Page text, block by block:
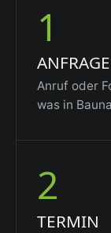
1
Anruf oder
was in
2
TERMIN